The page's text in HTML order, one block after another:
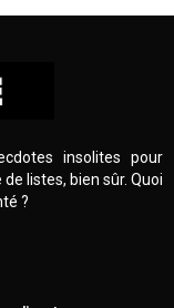
insolites pour
listes, bien sûr. Quoi
?